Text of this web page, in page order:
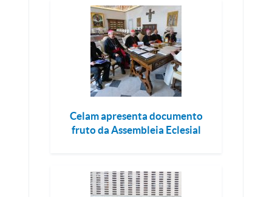
Celam apresenta documento
fruto da Assembleia Eclesial